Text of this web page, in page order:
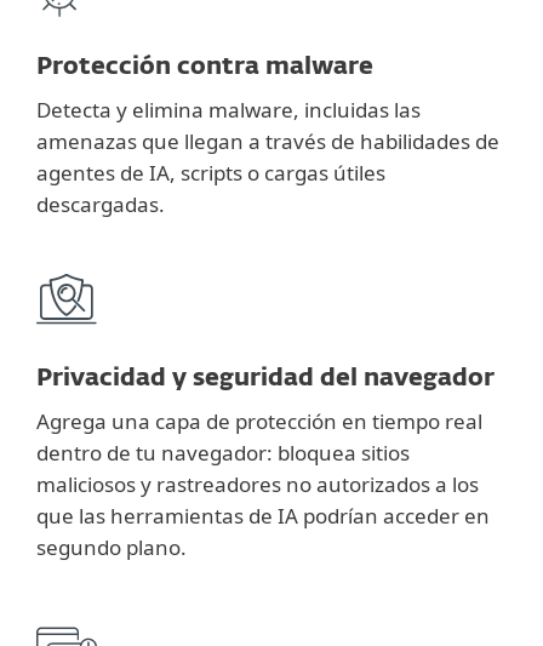
Protección contra malware
Detecta y elimina malware, incluidas las
amenazas que llegan a través de habilidades de
agentes de IA, scripts o cargas útiles
descargadas.
Privacidad y seguridad del navegador
Agrega una capa de protección en tiempo real
dentro de tu navegador: bloquea sitios
maliciosos y rastreadores no autorizados a los
que las herramientas de IA podrían acceder en
segundo plano.